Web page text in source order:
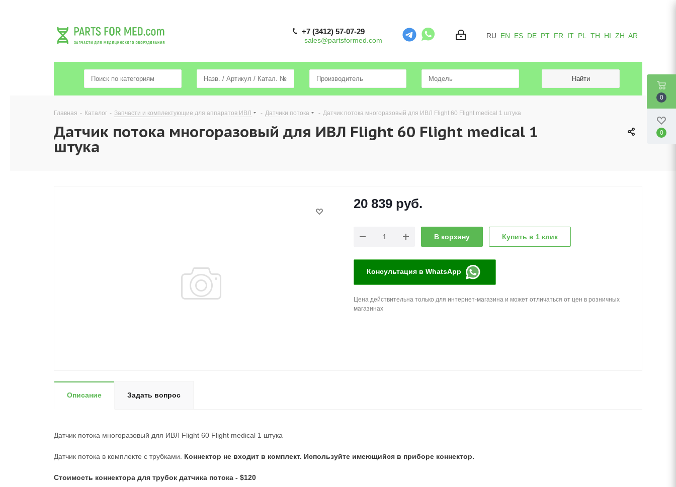
RU EN ES DE PT FR IT PL TH HI ZH AR
+7 (3412) 57-07-29
sales@partsformed.com
Главная - Каталог - Запчасти и комплектующие для аппаратов ИВЛ - Датчики потока - Датчик потока многоразовый для ИВЛ Flight 60 Flight medical 1 штука
Датчик потока многоразовый для ИВЛ Flight 60 Flight medical 1
штука
20 839 руб.
В корзину Купить в 1 клик
Консультация в WhatsApp
Цена действительна только для интернет-магазина и может отличаться от цен в розничных
магазинах
Описание Задать вопрос
Датчик потока многоразовый для ИВЛ Flight 60 Flight medical 1 штука
Датчик потока в комплекте с трубками. Коннектор не входит в комплект. Используйте имеющийся в приборе коннектор.
Стоимость коннектора для трубок датчика потока - $120
0
0